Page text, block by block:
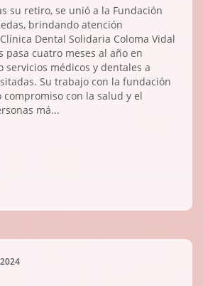
su retiro, se unió a la Fundación
brindando atención
Dental Solidaria Coloma Vidal
cuatro meses al año en
servicios médicos y dentales a
Su trabajo con la fundación
con la salud y el
má...